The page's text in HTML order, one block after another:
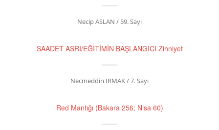
Necip ASLAN / 59. Sayı
SAADET ASRI/EĞİTİMİN BAŞLANGICI Zihniyet
Necmeddin IRMAK / 7. Sayı
Red Mantığı (Bakara 256; Nisa 60)